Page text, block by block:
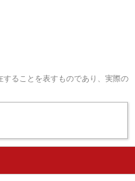
ることを表すものであり、実際の